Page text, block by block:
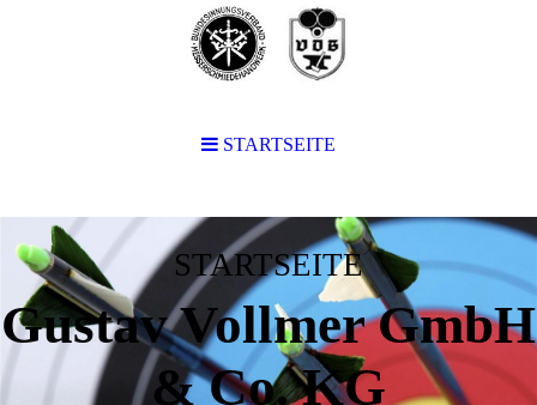
STARTSEITE
Gustav Vollmer GmbH
& Co. KG
STARTSEITE